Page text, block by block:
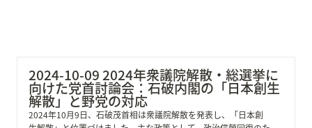
2024-10-09 2024年衆議院解散・総選挙に
向けた党首討論会：石破内閣の「日本創生
解散」と野党の対応
2024年10月9日、石破茂首相は衆議院解散を発表し、「日本創